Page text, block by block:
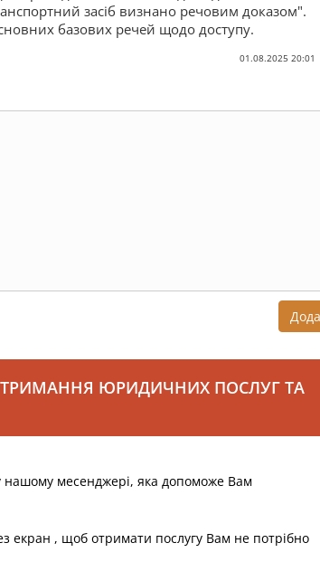
засіб визнано речовим доказом".
базових речей щодо доступу.
01.08.2025 20:01
ЮРИДИЧНИХ ПОСЛУГ ТА
месенджері, яка допоможе Вам
екран , щоб отримати послугу Вам не потрібно